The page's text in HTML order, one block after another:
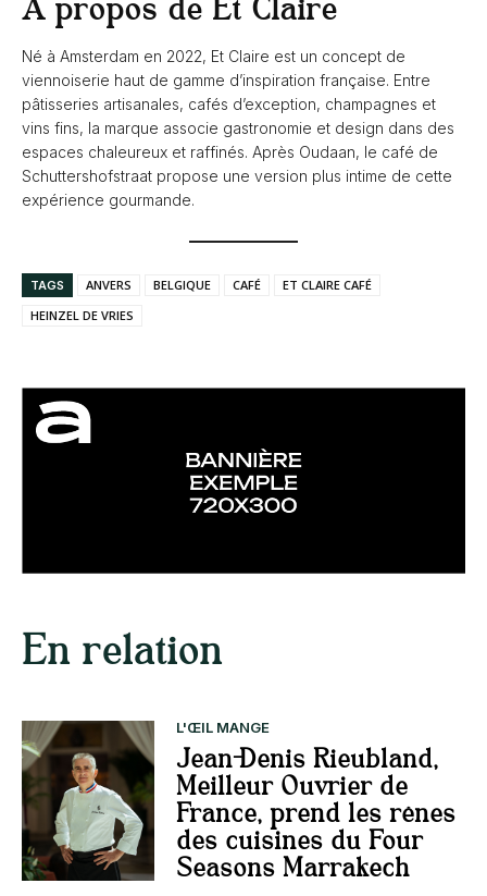
En relation
L'ŒIL MANGE
Jean-Denis Rieubland,
Meilleur Ouvrier de
France, prend les rênes
des cuisines du Four
Seasons Marrakech
À propos de Et Claire
Né à Amsterdam en 2022, Et Claire est un concept de
viennoiserie haut de gamme d’inspiration française. Entre
pâtisseries artisanales, cafés d’exception, champagnes et
vins fins, la marque associe gastronomie et design dans des
espaces chaleureux et raffinés. Après Oudaan, le café de
Schuttershofstraat propose une version plus intime de cette
expérience gourmande.
TAGS ANVERS BELGIQUE CAFÉ
ET CLAIRE CAFÉ
HEINZEL DE VRIES